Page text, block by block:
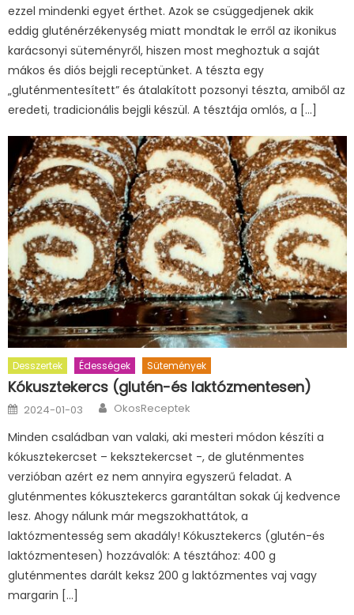
ezzel mindenki egyet érthet. Azok se csüggedjenek akik
eddig gluténérzékenység miatt mondtak le erről az ikonikus
karácsonyi süteményről, hiszen most meghoztuk a saját
mákos és diós bejgli receptünket. A tészta egy
„gluténmentesített” és átalakított pozsonyi tészta, amiből az
eredeti, tradicionális bejgli készül. A tésztája omlós, a […]
Desszertek Édességek Sütemények
Kókusztekercs (glutén-és laktózmentesen)
Posted
on
2024-01-03 Author
OkosReceptek
Minden családban van valaki, aki mesteri módon készíti a
kókusztekercset – keksztekercset -, de gluténmentes
verzióban azért ez nem annyira egyszerű feladat. A
gluténmentes kókusztekercs garantáltan sokak új kedvence
lesz. Ahogy nálunk már megszokhattátok, a
laktózmentesség sem akadály! Kókusztekercs (glutén-és
laktózmentesen) hozzávalók: A tésztához: 400 g
gluténmentes darált keksz 200 g laktózmentes vaj vagy
margarin […]